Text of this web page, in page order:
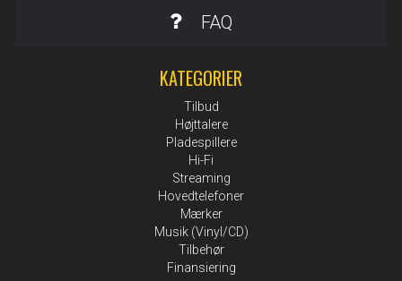
FAQ
KATEGORIER
Tilbud
Højttalere
Pladespillere
Hi-Fi
Streaming
Hovedtelefoner
Mærker
Musik (Vinyl/CD)
Tilbehør
Finansiering